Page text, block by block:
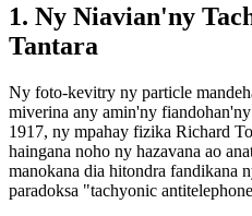
1. Ny Niavian'ny
Tantara
Ny foto-kevitry ny particle
miverina any amin'ny
1917, ny mpahay fizika Richard
haingana noho ny hazavana ao
manokana dia hitondra fandikana
paradoksa "tachyonic